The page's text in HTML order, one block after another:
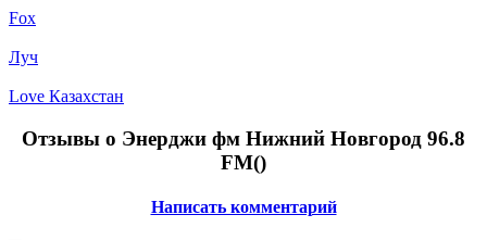
Fox
Луч
Love Казахстан
Отзывы о Энерджи фм Нижний Новгород 96.8
FM()
Написать комментарий